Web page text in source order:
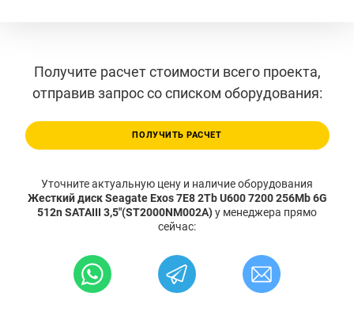
Получите расчет стоимости всего проекта,
отправив запрос со списком оборудования:
ПОЛУЧИТЬ РАСЧЕТ
Уточните актуальную цену и наличие оборудования
Жесткий диск Seagate Exos 7E8 2Tb U600 7200 256Mb 6G
512n SATAIII 3,5"(ST2000NM002A)у менеджера прямо
сейчас: